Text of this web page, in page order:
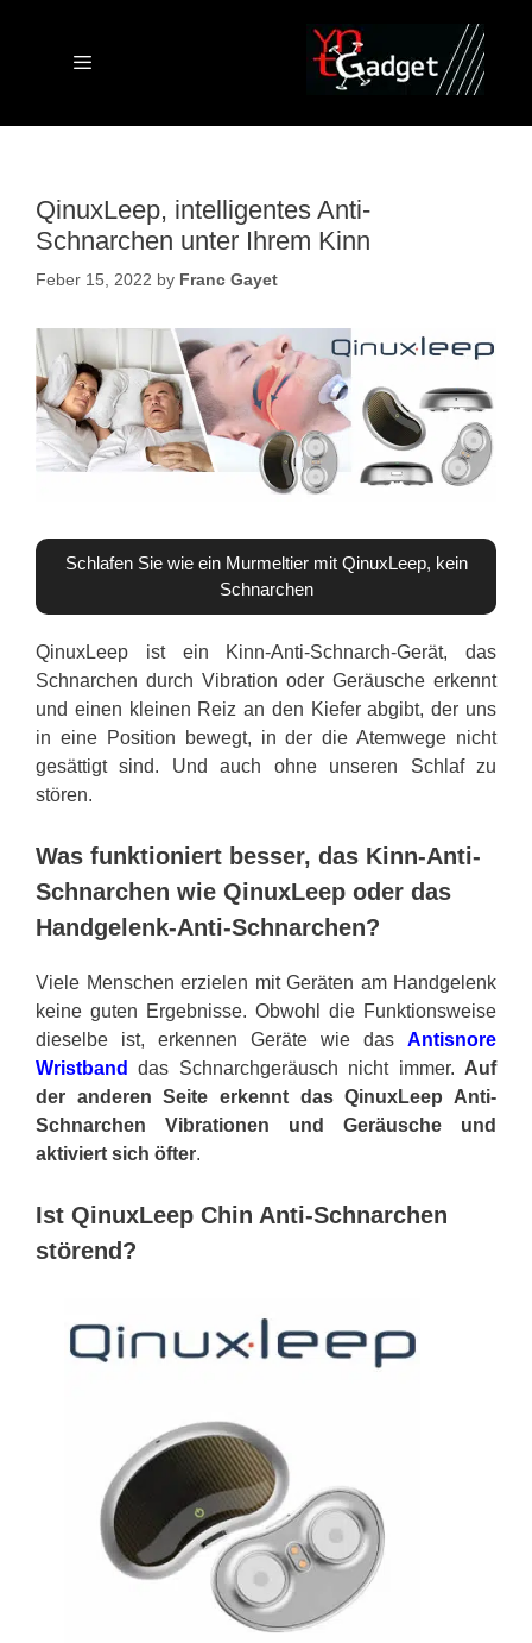
Menu
QinuxLeep, intelligentes Anti-
Schnarchen unter Ihrem Kinn
Feber 15, 2022 by Franc Gayet
Schlafen Sie wie ein Murmeltier mit QinuxLeep, kein
Schnarchen
QinuxLeep ist ein Kinn-Anti-Schnarch-Gerät, das
Schnarchen durch Vibration oder Geräusche erkennt
und einen kleinen Reiz an den Kiefer abgibt, der uns
in eine Position bewegt, in der die Atemwege nicht
gesättigt sind. Und auch ohne unseren Schlaf zu
stören.
Was funktioniert besser, das Kinn-Anti-
Schnarchen wie QinuxLeep oder das
Handgelenk-Anti-Schnarchen?
Viele Menschen erzielen mit Geräten am Handgelenk
keine guten Ergebnisse. Obwohl die Funktionsweise
dieselbe ist, erkennen Geräte wie das Antisnore
Wristband
das Schnarchgeräusch nicht immer. Auf
der anderen Seite erkennt das QinuxLeep Anti-
Schnarchen Vibrationen und Geräusche und
aktiviert sich öfter.
Ist QinuxLeep Chin Anti-Schnarchen
störend?